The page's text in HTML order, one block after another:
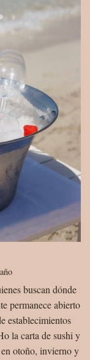
buscan dónde
permanece abierto
establecimientos
la carta de sushi y
otoño, invierno y